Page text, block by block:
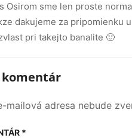
Osirom sme len proste
dakujeme za pripomienku
pri takejto banalite 🙂
mailová adresa nebude
*